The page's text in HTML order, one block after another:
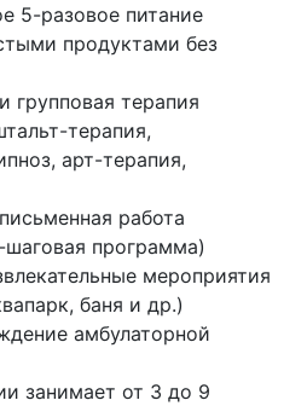
5-разовое питание
продуктами без
групповая терапия
терапия,
арт-терапия,
работа
программа)
мероприятия
баня и др.)
амбулаторной
занимает от 3 до 9